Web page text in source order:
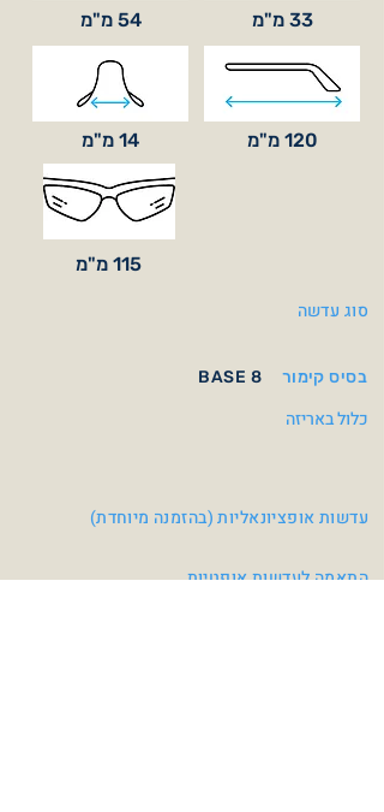
54 מ"מ 33 מ"מ
14 מ"מ 120 מ"מ
115 מ"מ
סוג עדשה
BASE 8 בסיס קימור
כלול באריזה
עדשות אופציונאליות (בהזמנה מיוחדת)
התאמה לעדשות אופטיות